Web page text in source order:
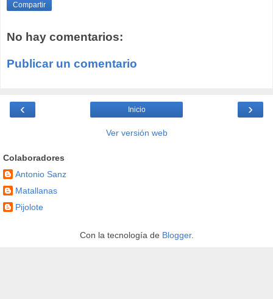
Compartir
No hay comentarios:
Publicar un comentario
‹ ›
Inicio
Ver versión web
Colaboradores
Antonio Sanz
Matallanas
Pijolote
Con la tecnología de Blogger.